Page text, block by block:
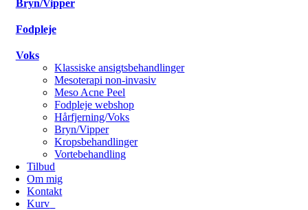
Bryn/Vipper
Fodpleje
Voks
Klassiske ansigtsbehandlinger
Mesoterapi non-invasiv
Meso Acne Peel
Fodpleje webshop
Hårfjerning/Voks
Bryn/Vipper
Kropsbehandlinger
Vortebehandling
Tilbud
Om mig
Kontakt
Kurv